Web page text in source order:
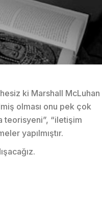
ki Marshall McLuhan
olması onu pek çok
teorisyeni”, “iletişim
yapılmıştır.